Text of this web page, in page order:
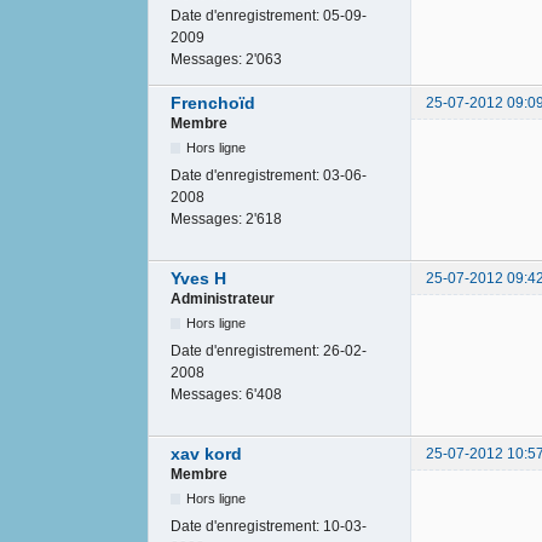
Date d'enregistrement: 05-09-
2009
Messages: 2'063
Frenchoïd
25-07-2012
Membre
Hors ligne
Date d'enregistrement: 03-06-
2008
Messages: 2'618
Yves H
25-07-2012
Administrateur
Hors ligne
Date d'enregistrement: 26-02-
2008
Messages: 6'408
xav kord
25-07-2012
Membre
Hors ligne
Date d'enregistrement: 10-03-